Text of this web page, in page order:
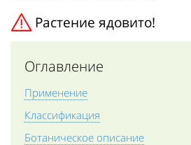
Растение ядовито!
Оглавление
Применение
Классификация
Ботаническое описание